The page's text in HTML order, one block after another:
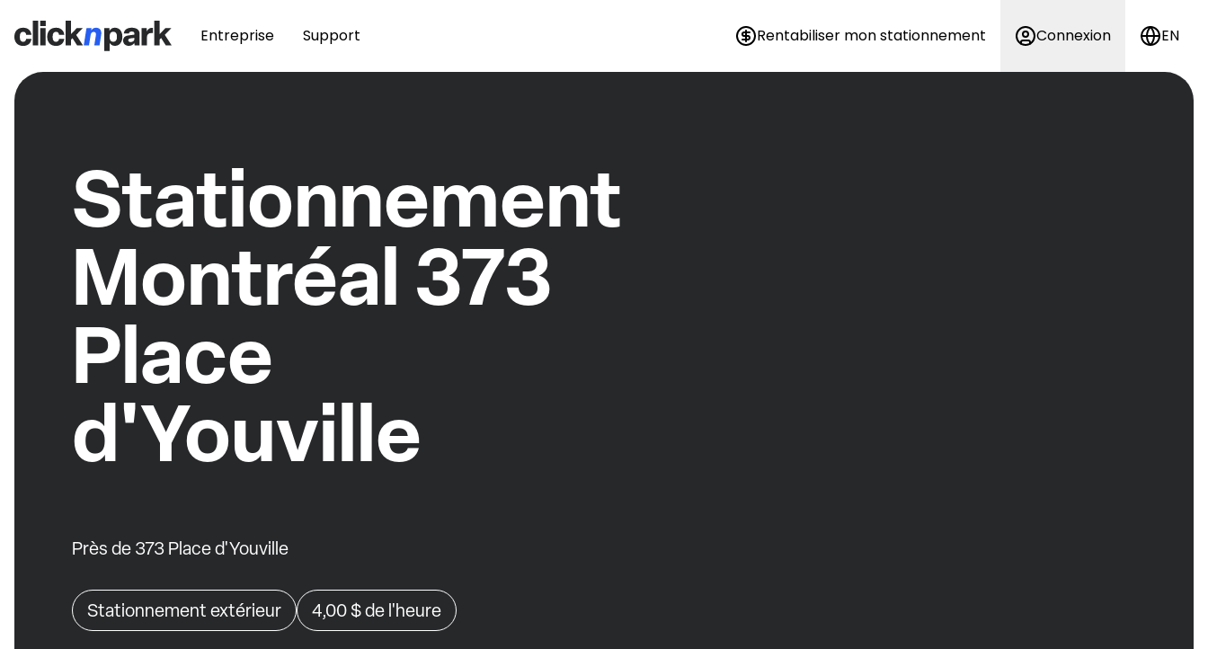
Entreprise Support Rentabiliser mon stationnement Connexion EN
Stationnement
Montréal 373
Place
d'Youville
Près de 373 Place d'Youville
Stationnement extérieur 4,00 $de l'heure